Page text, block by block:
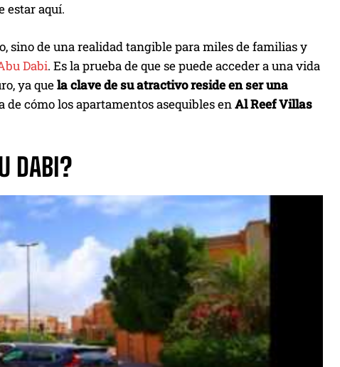
estar aquí.
sino de una realidad tangible para miles de familias y
Dabi. Es la prueba de que se puede acceder a una vida
ya quela clave de su atractivo reside en ser una
de cómo los apartamentos asequibles enAl Reef Villas
DABI?